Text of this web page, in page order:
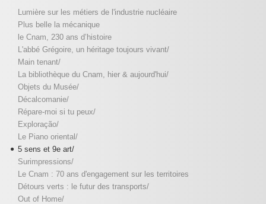
Lumière sur les métiers de l'industrie nucléaire
Plus belle la mécanique
le Cnam, 230 ans d’histoire
L'abbé Grégoire, un héritage toujours vivant/
Main tenant/
La bibliothèque du Cnam, hier & aujourd'hui/
Objets du Musée/
Décalcomanie/
Répare-moi si tu peux/
Exploração/
Le Piano oriental/
5 sens et 9e art/
Surimpressions/
Le Cnam : 70 ans d'engagement sur les territoires
Détours verts : le futur des transports/
Out of Home/